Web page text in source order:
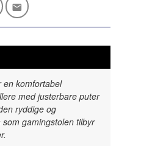
en komfortabel
med justerbare puter
ryddige og
gamingstolen tilbyr